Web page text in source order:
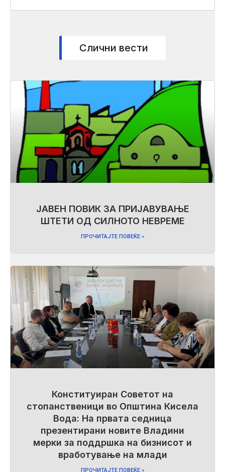
Слични вести
ЈАВЕН ПОВИК ЗА ПРИЈАВУВАЊЕ
ШТЕТИ ОД СИЛНОТО НЕВРЕМЕ
ПРОЧИТАЈТЕ ПОВЕЌЕ »
Конституиран Советот на
стопанственици во Општина Кисела
Вода: На првата седница
презентирани новите Владини
мерки за поддршка на бизнисот и
вработување на млади
ПРОЧИТАЈТЕ ПОВЕЌЕ »